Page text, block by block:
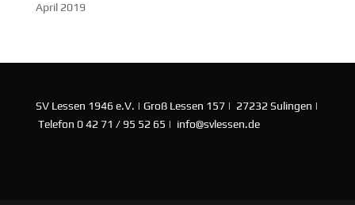
April 2019
SV Lessen 1946 e.V. | Groß Lessen 157 | 27232 Sulingen |
Telefon 0 42 71 / 95 52 65 | info@svlessen.de